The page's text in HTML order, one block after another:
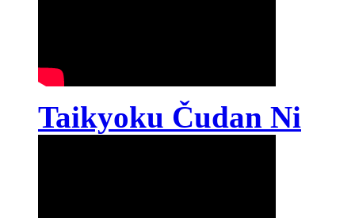
Taikyoku Čudan Ni